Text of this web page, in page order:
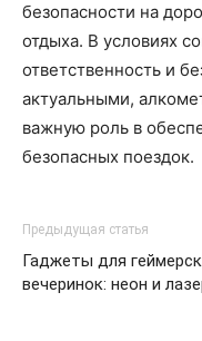
безопасности на
отдыха. В условиях
ответственность и
актуальными,
важную роль в
безопасных поездок.
Предыдущая статья
Гаджеты для
вечеринок: неон и